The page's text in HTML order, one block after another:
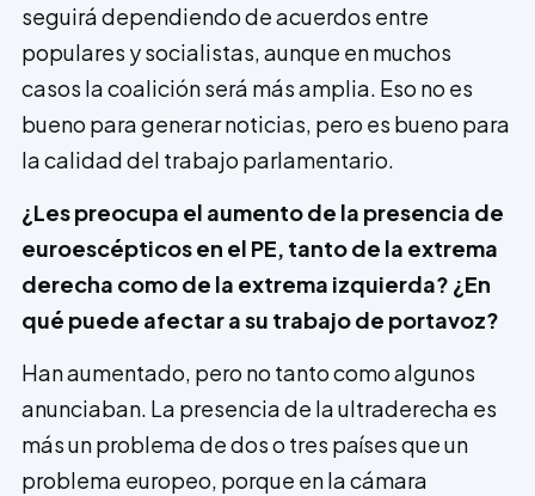
seguirá dependiendo de acuerdos entre
populares y socialistas, aunque en muchos
casos la coalición será más amplia. Eso no es
bueno para generar noticias, pero es bueno para
la calidad del trabajo parlamentario.
¿Les preocupa el aumento de la presencia de
euroescépticos en el PE, tanto de la extrema
derecha como de la extrema izquierda? ¿En
qué puede afectar a su trabajo de portavoz?
Han aumentado, pero no tanto como algunos
anunciaban. La presencia de la ultraderecha es
más un problema de dos o tres países que un
problema europeo, porque en la cámara